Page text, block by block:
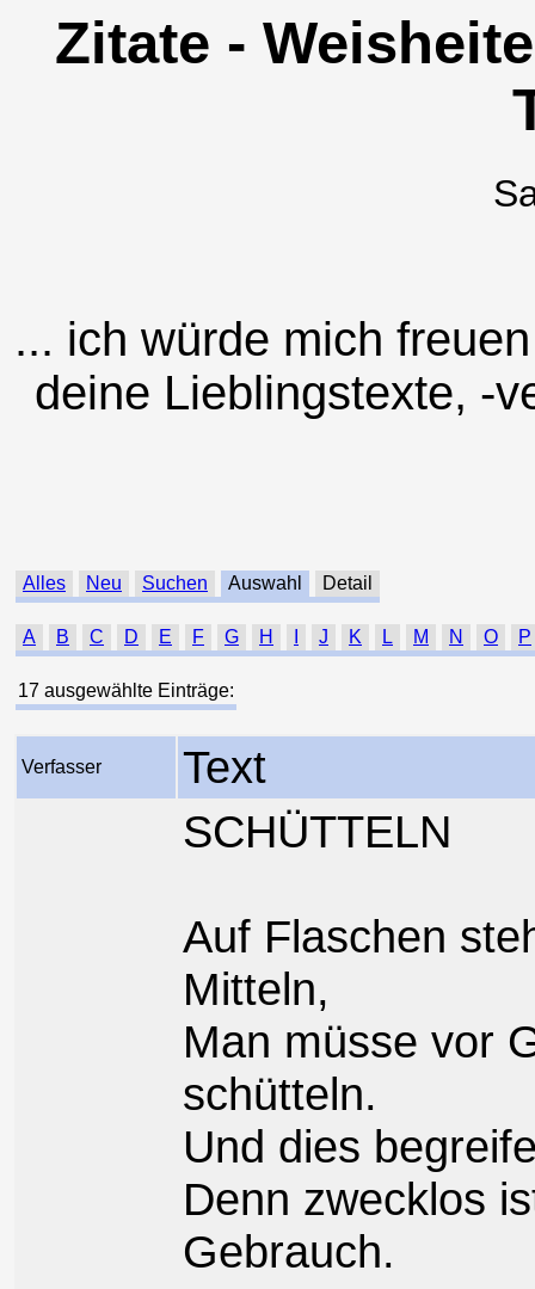
Zitate -
... ich würde mich
deine Lieblingstexte, -
Alles Neu Suchen Auswahl Detail
A B C D E F G H J K L M N O P
17 ausgewählte Einträge:
Verfasser Text
SCHÜTTELN
Auf Flaschen
Mitteln,
Man müsse vor
schütteln.
Und dies
Denn zwecklos
Gebrauch.